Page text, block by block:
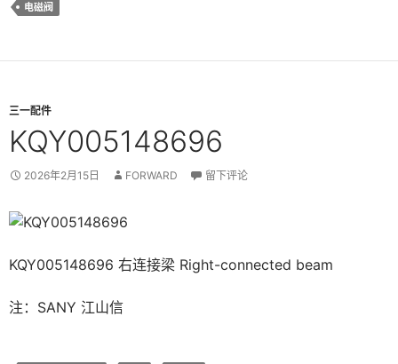
电磁阀
三一配件
KQY005148696
2026年2月15日 FORWARD 留下评论
KQY005148696 右连接梁 Right-connected beam
注：SANY 江山信